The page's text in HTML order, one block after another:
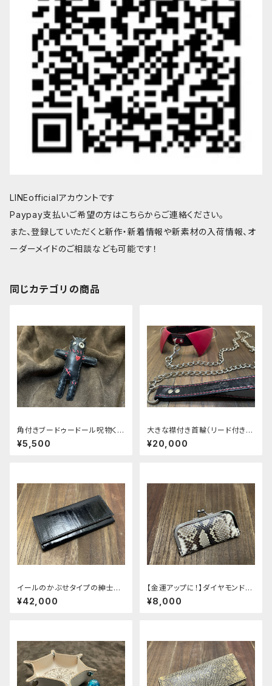
LINEofficialアカウントです
Paypay支払いご希望の方はこちらからご連絡ください。
また、登録していただくと新作・新着情報や新素材の入荷情報、オ
ーダーメイドのご相談なども可能です！
同じカテゴリの商品
角付きブードゥードール呪物く
ん 黒マガツヒ
¥5,500
大きな襟付き首輪（リード付き）
ブラック×レッド
¥20,000
イールのかぶせタイプの紳士長
財布ver.2
¥42,000
【金運アップに！】ダイヤモンドパ
イソンの薄型がま口お札入れ v
er.2
¥8,000